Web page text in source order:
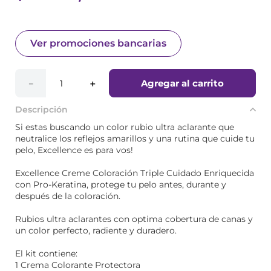
Ver promociones bancarias
＋
－ Agregar al carrito
Descripción
Si estas buscando un color rubio ultra aclarante que
neutralice los reflejos amarillos y una rutina que cuide tu
pelo, Excellence es para vos!
Excellence Creme Coloración Triple Cuidado Enriquecida
con Pro-Keratina, protege tu pelo antes, durante y
después de la coloración.
Rubios ultra aclarantes con optima cobertura de canas y
un color perfecto, radiente y duradero.
El kit contiene:
1 Crema Colorante Protectora